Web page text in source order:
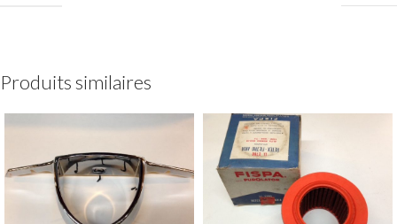
Produits similaires